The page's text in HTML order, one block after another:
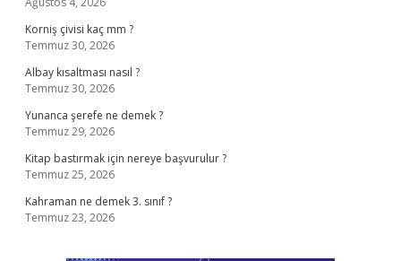
Korniş çivisi kaç mm ?
Temmuz 30, 2026
Albay kısaltması nasıl ?
Temmuz 30, 2026
Yunanca şerefe ne demek ?
Temmuz 29, 2026
Kitap bastırmak için nereye başvurulur ?
Temmuz 25, 2026
Kahraman ne demek 3. sınıf ?
Temmuz 23, 2026